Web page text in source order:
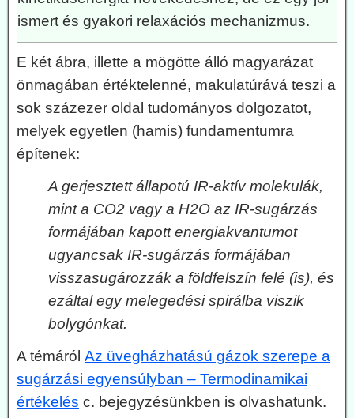
ismert és gyakori relaxációs mechanizmus.
E két ábra, illette a mögötte álló magyarázat
önmagában értéktelenné, makulatúrává teszi a
sok százezer oldal tudományos dolgozatot,
melyek egyetlen (hamis) fundamentumra
építenek:
A gerjesztett állapotú IR-aktív molekulák,
mint a CO2 vagy a H2O az IR-sugárzás
formájában kapott energiakvantumot
ugyancsak IR-sugárzás formájában
visszasugározzák a földfelszín felé (is), és
ezáltal egy melegedési spirálba viszik
bolygónkat.
A témáról Az üvegházhatású gázok szerepe a
sugárzási egyensúlyban – Termodinamikai
értékelés c. bejegyzésünkben is olvashatunk.